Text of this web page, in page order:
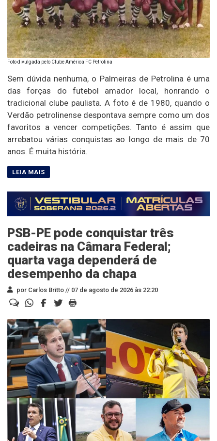
Foto divulgada pelo Clube América FC Petrolina
Sem dúvida nenhuma, o Palmeiras de Petrolina é uma
das forças do futebol amador local, honrando o
tradicional clube paulista. A foto é de 1980, quando o
Verdão petrolinense despontava sempre como um dos
favoritos a vencer competições. Tanto é assim que
arrebatou várias conquistas ao longo de mais de 70
anos. É muita história.
PSB-PE pode conquistar três
cadeiras na Câmara Federal;
quarta vaga dependerá de
desempenho da chapa
por Carlos Britto // 07 de agosto de 2026 às 22:20